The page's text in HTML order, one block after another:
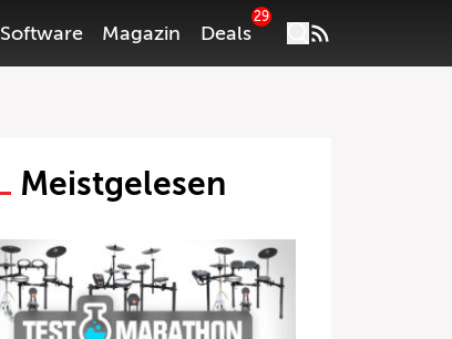
Software Magazin Deals
29
Meistgelesen